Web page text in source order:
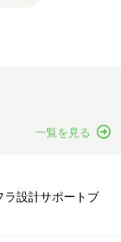
一覧を見る
ラ設計サポートブ